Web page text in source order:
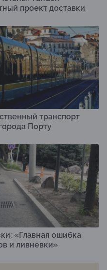
проект доставки
транспорт
Порту
«Главная ошибка
и ливневки»